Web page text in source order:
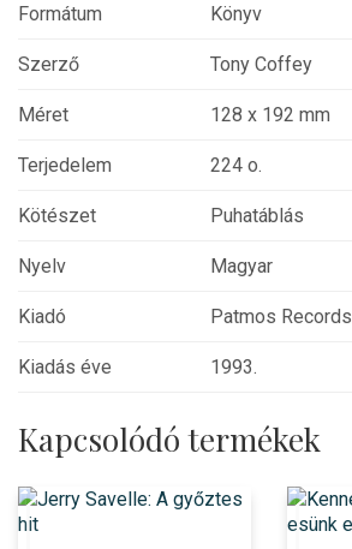
Formátum Könyv
Szerző Tony Coffey
Méret 128 x 192 mm
Terjedelem 224 o.
Kötészet Puhatáblás
Nyelv Magyar
Kiadó Patmos Records
Kiadás éve 1993.
Kapcsolódó termékek